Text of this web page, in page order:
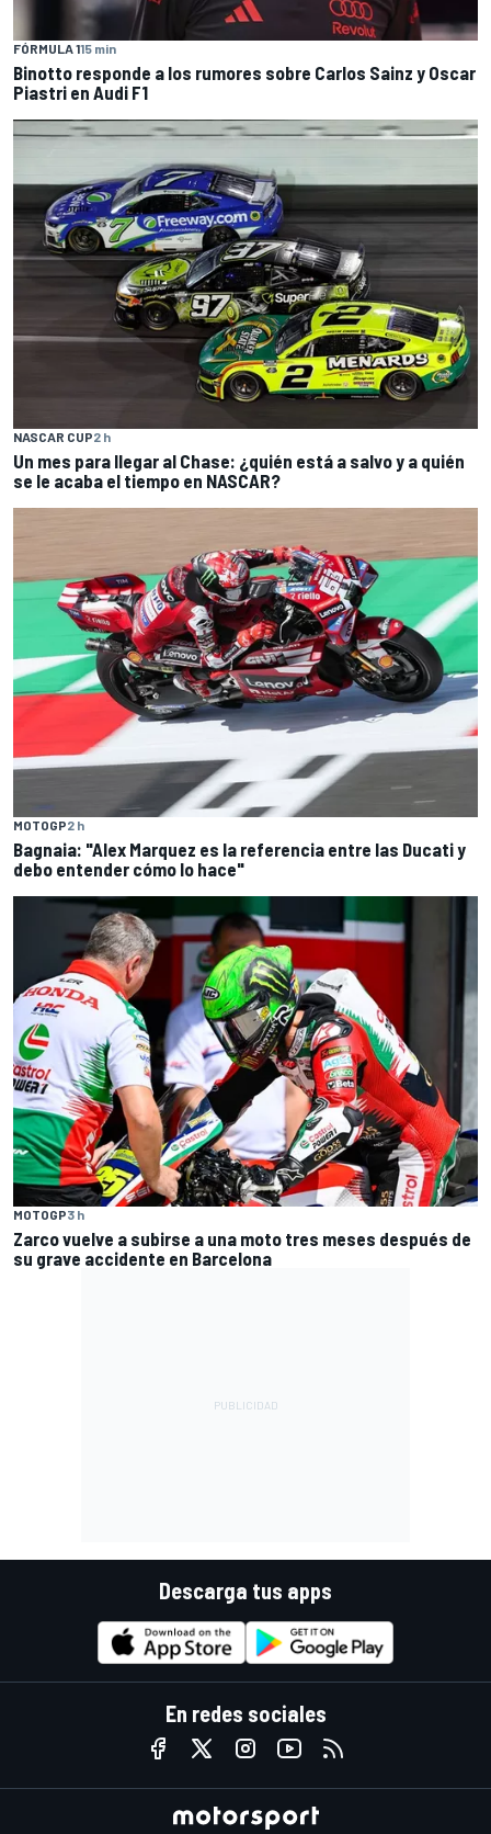
FÓRMULA 115 min
Binotto responde a los rumores sobre Carlos Sainz y Oscar
Piastri en Audi F1
NASCAR CUP2 h
Un mes para llegar al Chase: ¿quién está a salvo y a quién
se le acaba el tiempo en NASCAR?
MOTOGP2 h
Bagnaia: "Alex Marquez es la referencia entre las Ducati y
debo entender cómo lo hace"
MOTOGP3 h
Zarco vuelve a subirse a una moto tres meses después de
su grave accidente en Barcelona
Descarga tus apps
En redes sociales